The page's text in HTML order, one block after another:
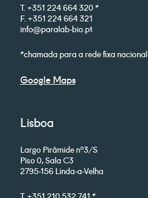
T. +351 224 664 320 *
F. +351 224 664 321
info@paralab-bio.pt
*chamada para a rede fixa nacional
Google Maps
Lisboa
Largo Pirâmide nº3/S
Piso 0, Sala C3
2795-156 Linda-a-Velha
T. +351 210 532 741 *